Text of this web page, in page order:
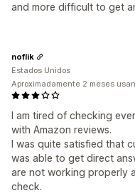
and more difficult to get
I am tired of checking
with Amazon reviews.
I was quite satisfied that
was able to get direct
are not working properly
check.
noflik
Estados Unidos
Aproximadamente 2 meses